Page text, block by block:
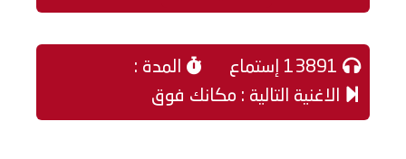
المدة :
الاغنية التالية : مكانك فوق